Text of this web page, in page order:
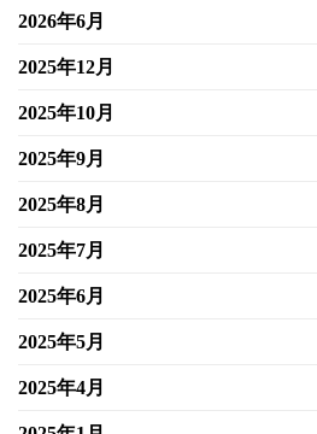
2026年6月
2025年12月
2025年10月
2025年9月
2025年8月
2025年7月
2025年6月
2025年5月
2025年4月